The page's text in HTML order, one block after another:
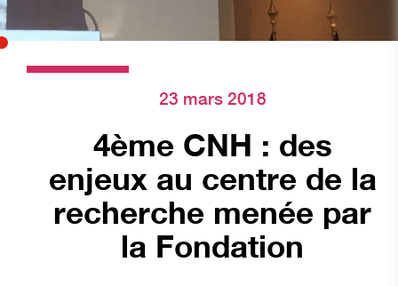
23 mars 2018
4ème CNH : des
enjeux au centre de la
recherche menée par
la Fondation